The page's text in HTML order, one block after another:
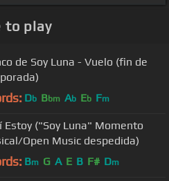
to play
de Soy Luna - Vuelo (fin de
Db Bbm Ab Eb Fm
Estoy ("Soy Luna" Momento
Open Music despedida)
Bm G A E B F# Dm